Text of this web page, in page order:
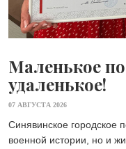
Маленькое
удаленькое!
07 АВГУСТА 2026
Синявинское городское
военной истории, но и